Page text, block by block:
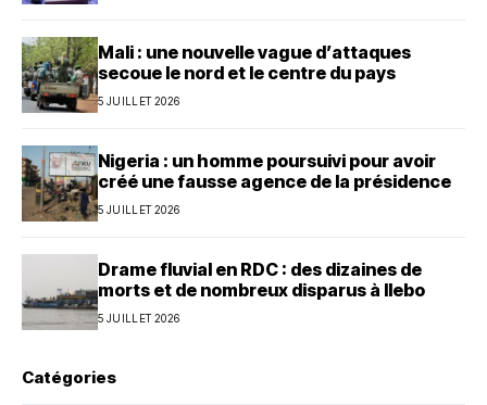
Mali : une nouvelle vague d’attaques
secoue le nord et le centre du pays
5 JUILLET 2026
Nigeria : un homme poursuivi pour avoir
créé une fausse agence de la présidence
5 JUILLET 2026
Drame fluvial en RDC : des dizaines de
morts et de nombreux disparus à Ilebo
5 JUILLET 2026
Catégories